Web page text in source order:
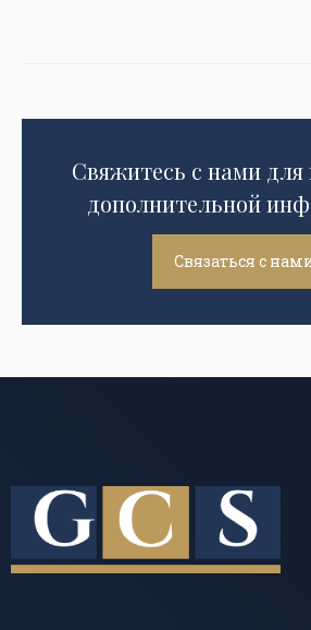
Свяжитесь с нами для
дополнительной
Связаться с